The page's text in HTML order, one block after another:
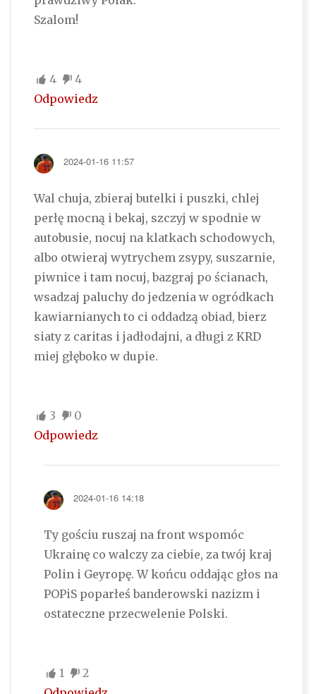
Szalom!
4
4
Odpowiedz
2024-01-16 11:57
Wal chuja, zbieraj butelki i puszki, chlej
perłę mocną i bekaj, szczyj w spodnie w
autobusie, nocuj na klatkach schodowych,
albo otwieraj wytrychem zsypy, suszarnie,
piwnice i tam nocuj, bazgraj po ścianach,
wsadzaj paluchy do jedzenia w ogródkach
kawiarnianych to ci oddadzą obiad, bierz
siaty z caritas i jadłodajni, a długi z KRD
miej głęboko w dupie.
3
0
Odpowiedz
2024-01-16 14:18
Ty gościu ruszaj na front wspomóc
Ukrainę co walczy za ciebie, za twój kraj
Polin i Geyropę. W końcu oddając głos na
POPiS poparłeś banderowski nazizm i
ostateczne przecwelenie Polski.
1
2